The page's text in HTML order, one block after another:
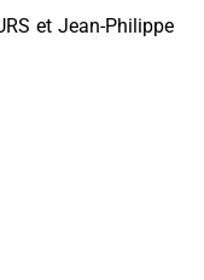
et Jean-Philippe